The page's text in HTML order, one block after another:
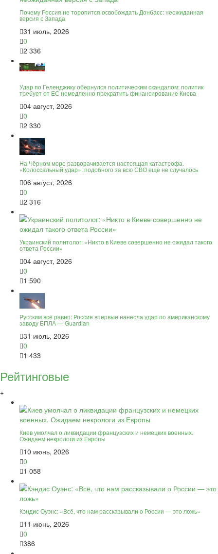
Почему Россия не торопится освобождать Донбасс: неожиданная
версия с Запада
31 июль, 2026
0
2 336
Удар по Геленджику обернулся политическим скандалом: политик
требует от ЕС немедленно прекратить финансирование Киева
04 август, 2026
0
2 330
На Чёрном море разворачивается настоящая катастрофа.
«Колоссальный удар»: подобного за всю СВО ещё не случалось
06 август, 2026
0
2 316
Украинский политолог: «Никто в Киеве совершенно не ожидал такого
ответа России»
04 август, 2026
0
1 590
Русским всё равно: Россия впервые нанесла удар по американскому
заводу БПЛА — Guardian
31 июль, 2026
0
1 433
Рейтинговые
+
Киев умолчал о ликвидации французских и немецких военных.
Ожидаем некрологи из Европы
10 июнь, 2026
0
1 058
Кэндис Оуэнс: «Всё, что нам рассказывали о России — это ложь»
11 июнь, 2026
0
386